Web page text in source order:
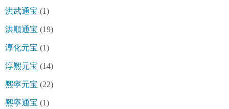
洪武通宝 (1)
洪順通宝 (19)
淳化元宝 (1)
淳熈元宝 (14)
熈寧元宝 (22)
熈寧通宝 (1)